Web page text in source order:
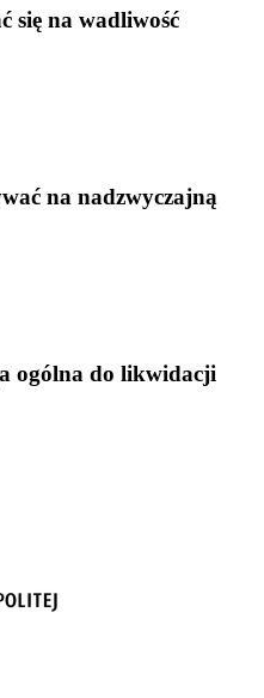
się na wadliwość
na nadzwyczajną
ogólna do likwidacji